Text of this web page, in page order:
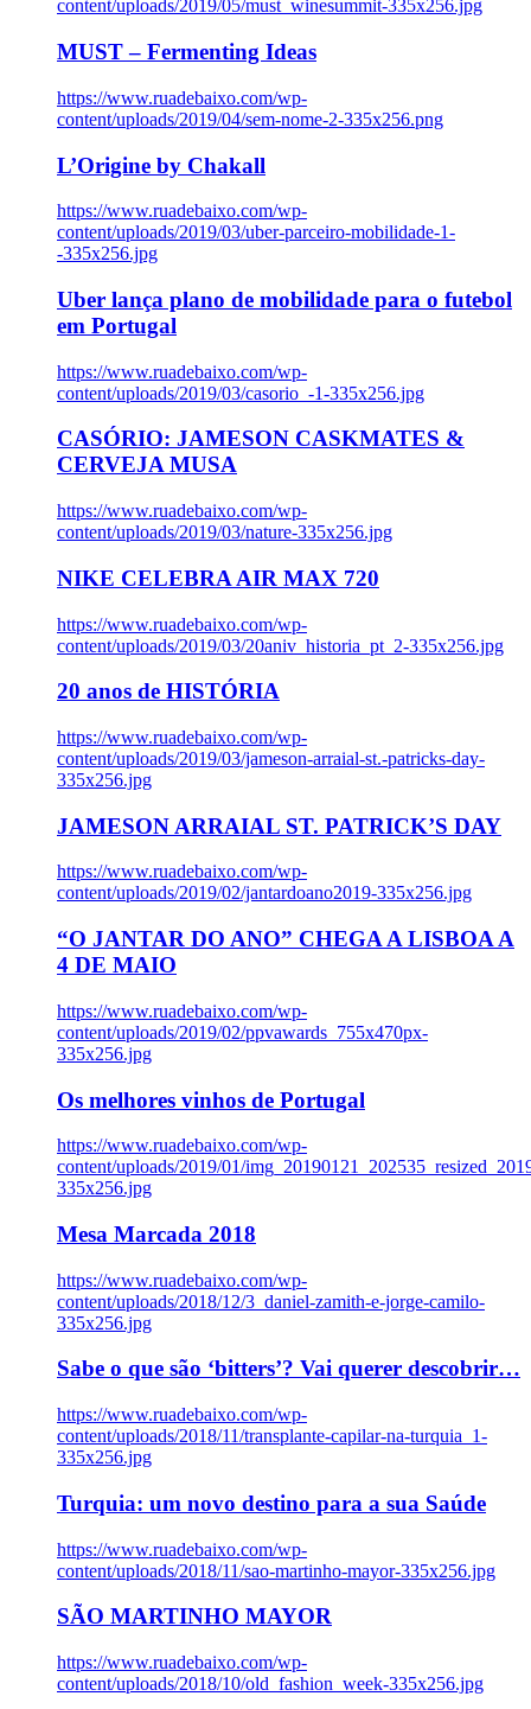
content/uploads/2019/05/must_winesummit-335x256.jpg
MUST – Fermenting Ideas
https://www.ruadebaixo.com/wp-
content/uploads/2019/04/sem-nome-2-335x256.png
L’Origine by Chakall
https://www.ruadebaixo.com/wp-
content/uploads/2019/03/uber-parceiro-mobilidade-1-
-335x256.jpg
Uber lança plano de mobilidade para o futebol
em Portugal
https://www.ruadebaixo.com/wp-
content/uploads/2019/03/casorio_-1-335x256.jpg
CASÓRIO: JAMESON CASKMATES &
CERVEJA MUSA
https://www.ruadebaixo.com/wp-
content/uploads/2019/03/nature-335x256.jpg
NIKE CELEBRA AIR MAX 720
https://www.ruadebaixo.com/wp-
content/uploads/2019/03/20aniv_historia_pt_2-335x256.jpg
20 anos de HISTÓRIA
https://www.ruadebaixo.com/wp-
content/uploads/2019/03/jameson-arraial-st.-patricks-day-
335x256.jpg
JAMESON ARRAIAL ST. PATRICK’S DAY
https://www.ruadebaixo.com/wp-
content/uploads/2019/02/jantardoano2019-335x256.jpg
“O JANTAR DO ANO” CHEGA A LISBOA A
4 DE MAIO
https://www.ruadebaixo.com/wp-
content/uploads/2019/02/ppvawards_755x470px-
335x256.jpg
Os melhores vinhos de Portugal
https://www.ruadebaixo.com/wp-
content/uploads/2019/01/
335x256.jpg
Mesa Marcada 2018
https://www.ruadebaixo.com/wp-
content/uploads/2018/12/3_daniel-zamith-e-jorge-camilo-
335x256.jpg
Sabe o que são ‘bitters’? Vai querer descobrir…
https://www.ruadebaixo.com/wp-
content/uploads/2018/11/transplante-capilar-na-turquia_1-
335x256.jpg
Turquia: um novo destino para a sua Saúde
https://www.ruadebaixo.com/wp-
content/uploads/2018/11/sao-martinho-mayor-335x256.jpg
SÃO MARTINHO MAYOR
https://www.ruadebaixo.com/wp-
content/uploads/2018/10/old_fashion_week-335x256.jpg